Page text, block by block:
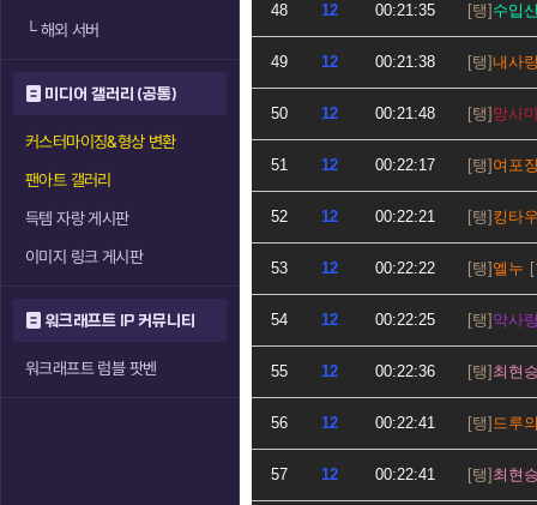
└해외 서버
미디어 갤러리 (공통)
커스터마이징&형상 변환
팬아트 갤러리
득템 자랑 게시판
이미지 링크 게시판
워크래프트 IP 커뮤니티
워크래프트 럼블 팟벤
48 12 00:21:35 수입
49 12 00:21:38 내사
50 12 00:21:48 망사
51 12 00:22:17 여포
52 12 00:22:21 킹타
53 12 00:22:22 엘누
54 12 00:22:25 악사
55 12 00:22:36 최현
56 12 00:22:41 드루
57 12 00:22:41 최현